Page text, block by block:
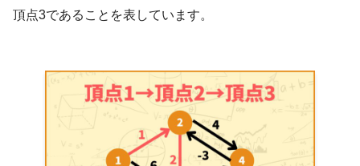
頂点3であることを表しています。